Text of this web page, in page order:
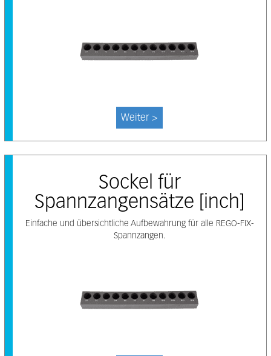
Weiter >
Sockel für
Spannzangensätze [inch]
Einfache und übersichtliche Aufbewahrung für alle REGO-FIX-
Spannzangen.